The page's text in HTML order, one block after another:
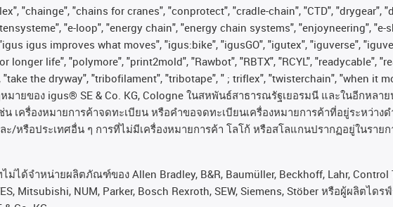
"chainge", "chains for cranes", "conprotect", "cradle-chain", "CTD", "drygear",
"e-loop", "energy chain", "energy chain systems", "enjoyneering", "e-
igus improves what moves", "igus:bike", "igusGO", "igutex", "iguverse",
life", "polymore", "print2mold", "Rawbot", "RBTX", "RCYL", "readycable",
"take the dryway", "tribofilament", "tribotape", " ; triflex", "twisterchain", "when it
มายของ igus® SE & Co. KG, Cologne ในสหพันธ์สาธารณรัฐเยอรมนี และในอีกหลาย
น เครื่องหมายการค้าจดทะเบียน หรือคำขอจดทะเบียนเครื่องหมายการค้าที่อยู่ระหว่างด
ะ/หรือประเทศอื่น ๆ การที่ไม่มีเครื่องหมายการค้า โลโก้ หรือสโลแกนปรากฏอยู่ในราย
ได้จําหน่ายผลิตภัณฑ์ของ Allen Bradley, B&R, Baumüller, Beckhoff, Lahr, Control
Mitsubishi, NUM, Parker, Bosch Rexroth, SEW, Siemens, Stöber หรือผู้ผลิต